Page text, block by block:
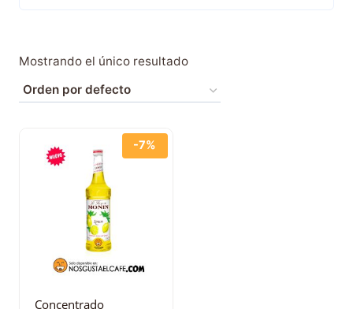
Mostrando el único resultado
-7%
Concentrado